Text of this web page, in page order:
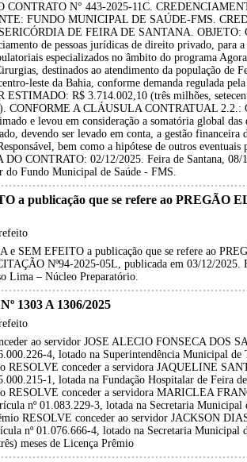
CONTRATO N° 443-2025-11C.
FUNDO MUNICIPAL DE SAÚDE-FMS.
DE FEIRA DE SANTANA. OBJETO:
de pessoas jurídicas de direito privado, para
especializados no âmbito do programa
destinados ao atendimento da população de
leste da Bahia, conforme demanda regulada
ESTIMADO: R$ 3.714.002,10 (três milhões,
CONFORME A CLÁUSULA CONTRATUAL 2.2.:
e levou em consideração a somatória global das
devendo ser levado em conta, a gestão financeira
bem como a hipótese de outros eventuais
DO CONTRATO: 02/12/2025. Feira de Santana, 08/
do Fundo Municipal de Saúde - FMS.
a publicação que se refere ao PREGÃO
e SEM EFEITO a publicação que se refere ao
Nº94-2025-05L, publicada em 03/12/2025.
Lima – Núcleo Preparatório.
1303 A 1306/2025
ao servidor JOSE ALECIO FONSECA DOS
4, lotado na Superintendência Municipal de
RESOLVE conceder a servidora JAQUELINE
1, lotada na Fundação Hospitalar de Feira
RESOLVE conceder a servidora MARICLEA
nº 01.083.229-3, lotada na Secretaria Municipal
RESOLVE conceder ao servidor JACKSON
nº 01.076.666-4, lotado na Secretaria Municipal
meses de Licença Prêmio